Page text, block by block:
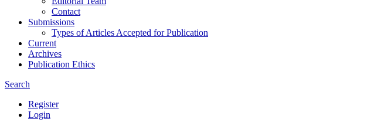
Contact
Submissions
Types of Articles Accepted for Publication
Current
Archives
Publication Ethics
Search
Register
Login